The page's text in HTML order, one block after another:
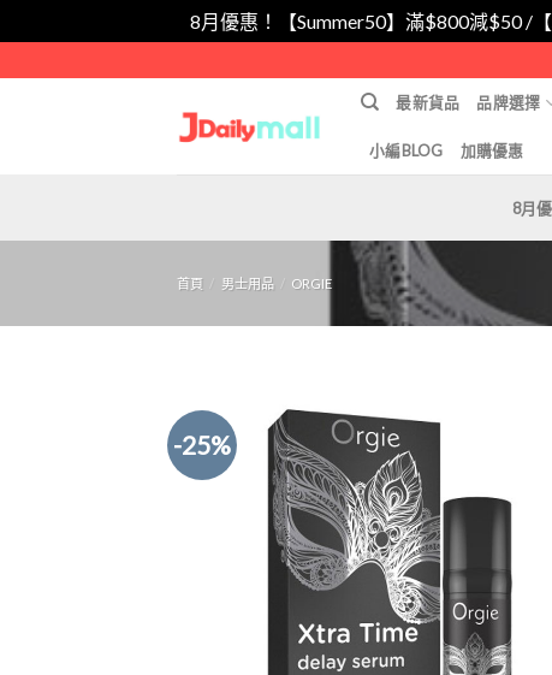
8月優惠！【Summer50】滿$800減$50 /
to
最新貨品 品牌選擇
小編BLOG 加購優惠
8月
首頁 / 男士用品 / ORGIE
-25%